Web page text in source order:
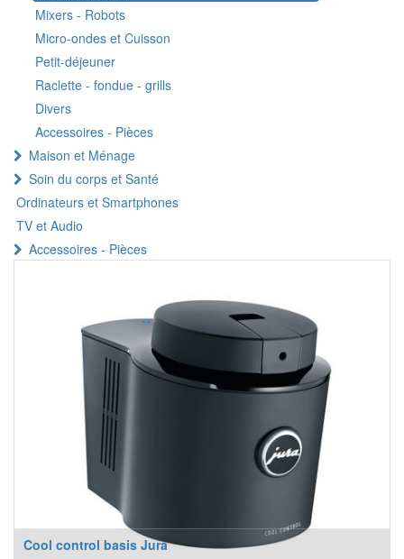
Mixers - Robots
Micro-ondes et Cuisson
Petit-déjeuner
Raclette - fondue - grills
Divers
Accessoires - Pièces
Maison et Ménage
Soin du corps et Santé
Ordinateurs et Smartphones
TV et Audio
Accessoires - Pièces
Cool control basis Jura